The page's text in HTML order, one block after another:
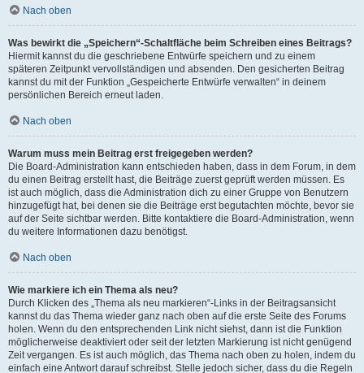
Nach oben
Was bewirkt die „Speichern“-Schaltfläche beim Schreiben eines Beitrags?
Hiermit kannst du die geschriebene Entwürfe speichern und zu einem
späteren Zeitpunkt vervollständigen und absenden. Den gesicherten Beitrag
kannst du mit der Funktion „Gespeicherte Entwürfe verwalten“ in deinem
persönlichen Bereich erneut laden.
Nach oben
Warum muss mein Beitrag erst freigegeben werden?
Die Board-Administration kann entschieden haben, dass in dem Forum, in dem
du einen Beitrag erstellt hast, die Beiträge zuerst geprüft werden müssen. Es
ist auch möglich, dass die Administration dich zu einer Gruppe von Benutzern
hinzugefügt hat, bei denen sie die Beiträge erst begutachten möchte, bevor sie
auf der Seite sichtbar werden. Bitte kontaktiere die Board-Administration, wenn
du weitere Informationen dazu benötigst.
Nach oben
Wie markiere ich ein Thema als neu?
Durch Klicken des „Thema als neu markieren“-Links in der Beitragsansicht
kannst du das Thema wieder ganz nach oben auf die erste Seite des Forums
holen. Wenn du den entsprechenden Link nicht siehst, dann ist die Funktion
möglicherweise deaktiviert oder seit der letzten Markierung ist nicht genügend
Zeit vergangen. Es ist auch möglich, das Thema nach oben zu holen, indem du
einfach eine Antwort darauf schreibst. Stelle jedoch sicher, dass du die Regeln